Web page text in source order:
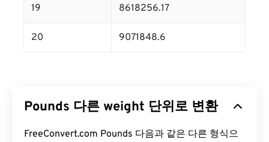
19 8618256.17
20 9071848.6
Pounds 다른 weight 단위로 변환
FreeConvert.com Pounds 다음과 같은 다른 형식으